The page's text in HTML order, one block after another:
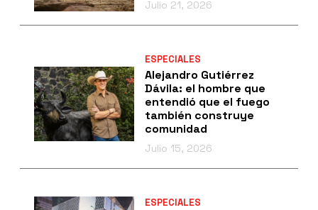
Julio 21, 2026
ESPECIALES
Alejandro Gutiérrez
Dávila: el hombre que
entendió que el fuego
también construye
comunidad
Julio 15, 2026
ESPECIALES